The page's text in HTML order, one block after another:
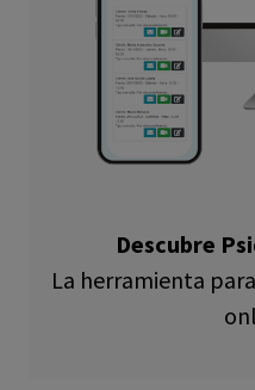
Descubre
La herramienta